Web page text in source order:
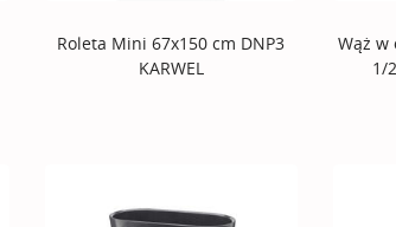
Roleta Mini 67x150 cm DNP3
KARWEL
Wąż
1/